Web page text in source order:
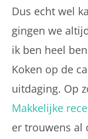
Dus echt wel
gingen we
ik ben heel
Koken op de
uitdaging. Op
Makkelijke
er trouwens al